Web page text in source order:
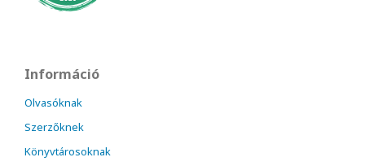
Információ
Olvasóknak
Szerzőknek
Könyvtárosoknak